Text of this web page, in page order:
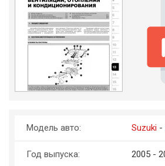
Модель авто: Suzuki -
Год выпуска: 2005 -